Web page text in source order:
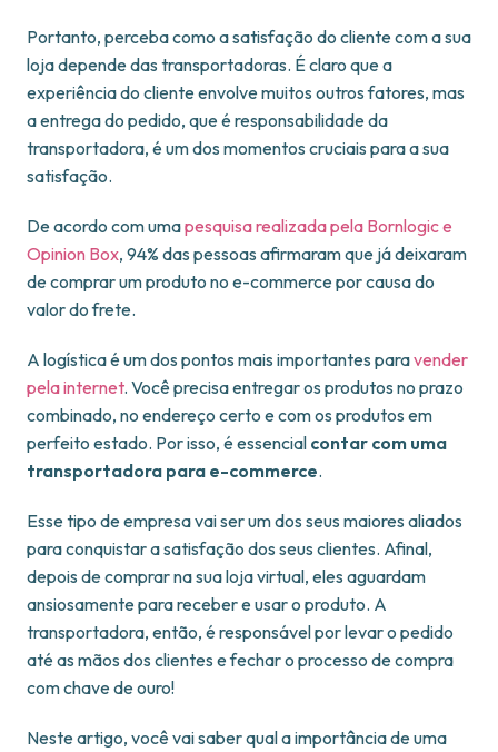
Portanto, perceba como a satisfação do cliente com a sua
loja depende das transportadoras. É claro que a
experiência do cliente envolve muitos outros fatores, mas
a entrega do pedido, que é responsabilidade da
transportadora, é um dos momentos cruciais para a sua
satisfação.
De acordo com umapesquisa realizada pela Bornlogic e
Opinion Box, 94% das pessoas afirmaram que já deixaram
de comprar um produto no e-commerce por causa do
valor do frete.
A logística é um dos pontos mais importantes paravender
pela internet. Você precisa entregar os produtos no prazo
combinado, no endereço certo e com os produtos em
perfeito estado. Por isso, é essencial contar com uma
transportadora para e-commerce.
Esse tipo de empresa vai ser um dos seus maiores aliados
para conquistar a satisfação dos seus clientes. Afinal,
depois de comprar na sua loja virtual, eles aguardam
ansiosamente para receber e usar o produto. A
transportadora, então, é responsável por levar o pedido
até as mãos dos clientes e fechar o processo de compra
com chave de ouro!
Neste artigo, você vai saber qual a importância de uma